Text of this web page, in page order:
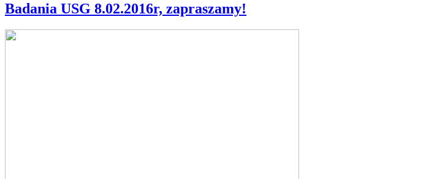
Badania USG 8.02.2016r, zapraszamy!